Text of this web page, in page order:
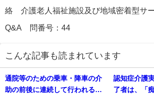
絡 介護老人福祉施設及び地域密着型サ
Q&A 問番号：44
こんな記事も読まれています
通院等のための乗車・降車の介
助の前後に連続して行われる外
認知症介護
了者は、「